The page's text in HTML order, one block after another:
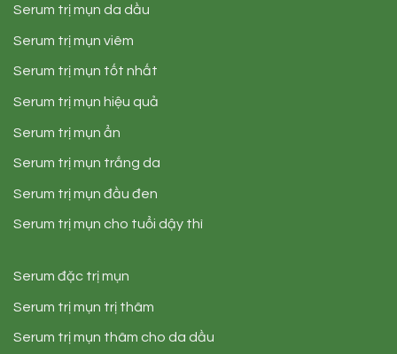
Serum trị mụn da dầu
Serum trị mụn viêm
Serum trị mụn tốt nhất
Serum trị mụn hiệu quả
Serum trị mụn ẩn
Serum trị mụn trắng da
Serum trị mụn đầu đen
Serum trị mụn cho tuổi dậy thì
Serum đặc trị mụn
Serum trị mụn trị thâm
Serum trị mụn thâm cho da dầu